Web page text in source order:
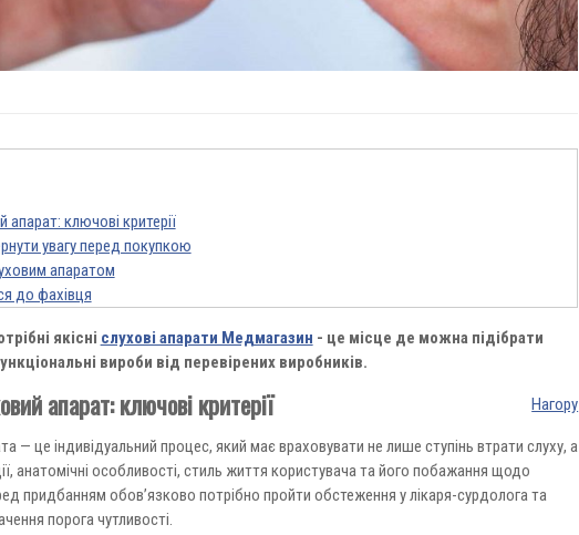
ключові критерії
увагу перед покупкою
апаратом
до фахівця
якісні слухові апарати Медмагазин - це місце де можна підібрати
вироби від перевірених виробників.
Нагору
апарат: ключові критерії
— це індивідуальний процес, який має враховувати не лише ступінь втрати слуху, а
анатомічні особливості, стиль життя користувача та його побажання щодо
придбанням обов’язково потрібно пройти обстеження у лікаря-сурдолога та
порога чутливості.